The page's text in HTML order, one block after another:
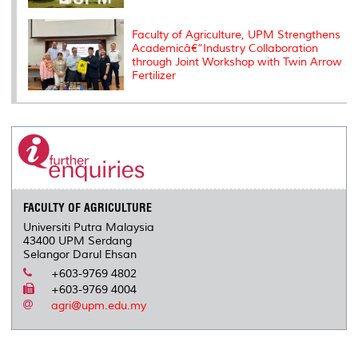
Faculty of Agriculture, UPM Strengthens
Academicâ€“Industry Collaboration
through Joint Workshop with Twin Arrow
Fertilizer
FACULTY OF AGRICULTURE
Universiti Putra Malaysia
43400 UPM Serdang
Selangor Darul Ehsan
+603-9769 4802
+603-9769 4004
agri@upm.edu.my